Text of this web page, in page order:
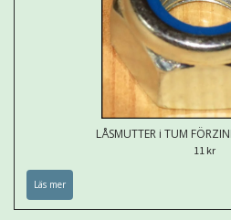
LÅSMUTTER i TUM
11 kr
Läs mer